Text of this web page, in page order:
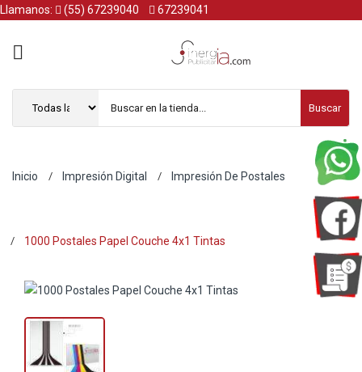
Llamanos: (55) 67239040 67239041
Buscar
Inicio Impresión Digital Impresión De Postales
1000 Postales Papel Couche 4x1 Tintas